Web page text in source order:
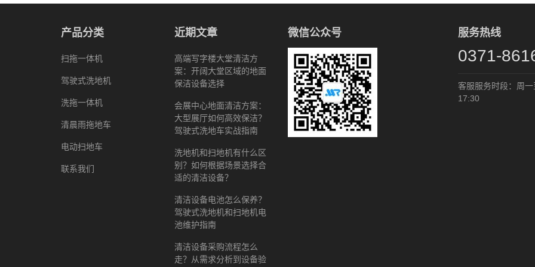
产品分类
扫拖一体机
驾驶式洗地机
洗拖一体机
清晨雨拖地车
电动扫地车
联系我们
近期文章
高端写字楼大堂清洁方
案：开阔大堂区域的地面
保洁设备选择
会展中心地面清洁方案：
大型展厅如何高效保洁？
驾驶式洗地车实战指南
洗地机和扫地机有什么区
别？如何根据场景选择合
适的清洁设备？
清洁设备电池怎么保养？
驾驶式洗地机和扫地机电
池维护指南
清洁设备采购流程怎么
走？从需求分析到设备验
微信公众号 服务热线
0371-
客服服务时段：周
17:30